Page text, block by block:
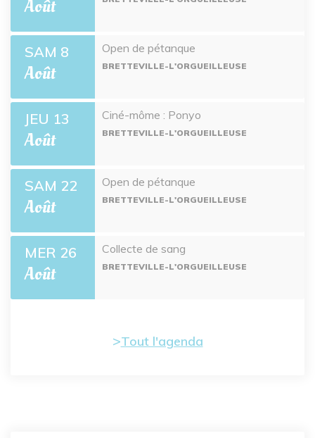
Août
SAM 8
Août
Open de pétanque
BRETTEVILLE-L'ORGUEILLEUSE
JEU 13
Août
Ciné-môme : Ponyo
BRETTEVILLE-L'ORGUEILLEUSE
SAM 22
Août
Open de pétanque
BRETTEVILLE-L'ORGUEILLEUSE
MER 26
Août
Collecte de sang
BRETTEVILLE-L'ORGUEILLEUSE
Tout l'agenda